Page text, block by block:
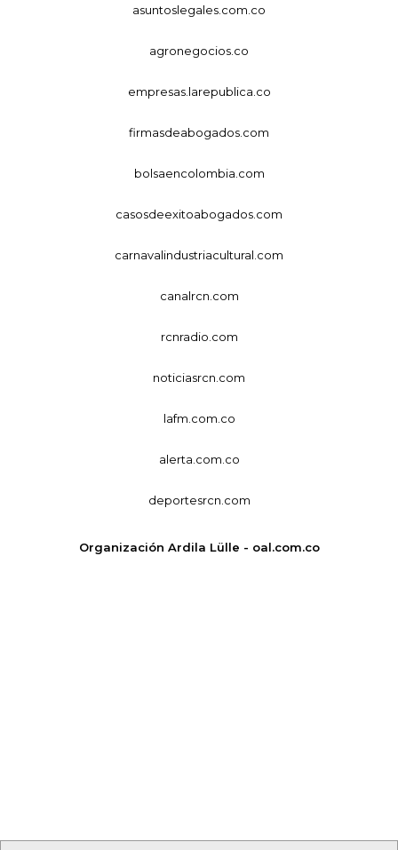
asuntoslegales.com.co
agronegocios.co
empresas.larepublica.co
firmasdeabogados.com
bolsaencolombia.com
casosdeexitoabogados.com
carnavalindustriacultural.com
canalrcn.com
rcnradio.com
noticiasrcn.com
lafm.com.co
alerta.com.co
deportesrcn.com
Organización Ardila Lülle - oal.com.co